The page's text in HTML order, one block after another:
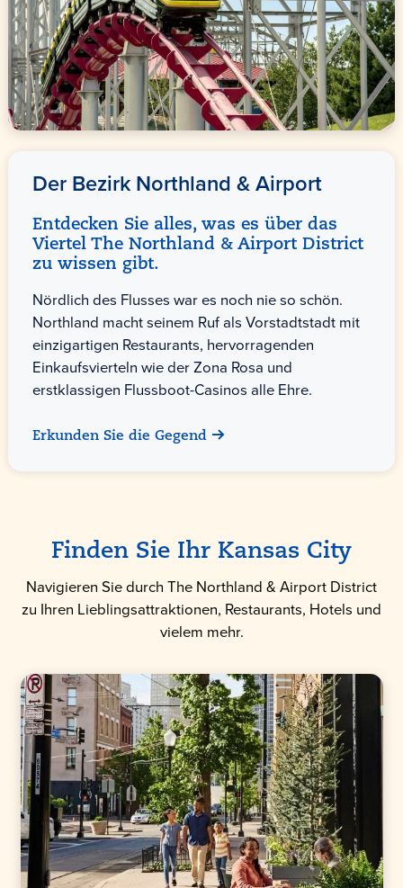
Der Bezirk Northland & Airport
Entdecken Sie alles, was es über das
Viertel The Northland & Airport District
zu wissen gibt.
Nördlich des Flusses war es noch nie so schön.
Northland macht seinem Ruf als Vorstadtstadt mit
einzigartigen Restaurants, hervorragenden
Einkaufsvierteln wie der Zona Rosa und
erstklassigen Flussboot-Casinos alle Ehre.
Erkunden Sie die Gegend
Finden Sie Ihr Kansas City
Navigieren Sie durch The Northland & Airport District
zu Ihren Lieblingsattraktionen, Restaurants, Hotels und
vielem mehr.